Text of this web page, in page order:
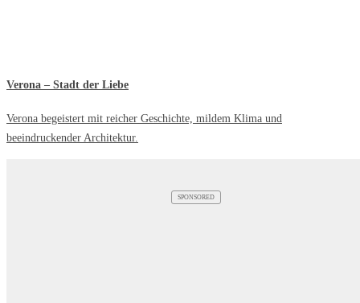
Verona – Stadt der Liebe
Verona begeistert mit reicher Geschichte, mildem Klima und
beeindruckender Architektur.
SPONSORED